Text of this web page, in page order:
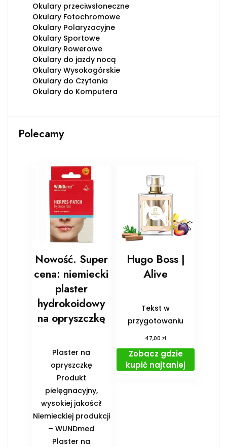
Okulary przeciwsłoneczne
Okulary Fotochromowe
Okulary Polaryzacyjne
Okulary Sportowe
Okulary Rowerowe
Okulary do jazdy nocą
Okulary Wysokogórskie
Okulary do Czytania
Okulary do Komputera
Polecamy
Nowość. Super
cena: niemiecki
plaster
hydrokoidowy
na opryszczkę
Plaster na
opryszczkę
Produkt
pielęgnacyjny,
wysokiej jakości!
Niemieckiej produkcji
– WUNDmed
Plaster na
Hugo Boss |
Alive
Tekst w
przygotowaniu
47,00zł
Zobacz gdzie
kupić najtaniej